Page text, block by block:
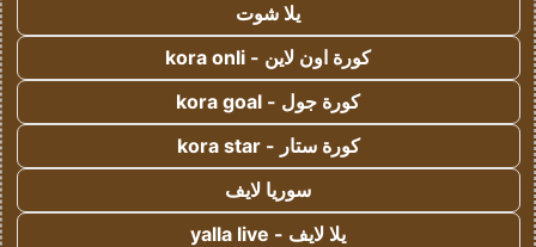
يلا شوت
كورة اون لاين - kora onli
كورة جول - kora goal
كورة ستار - kora star
سوريا لايف
يلا لايف - yalla live